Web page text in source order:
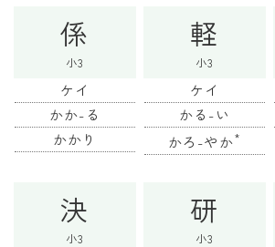
係
小3
ケイ
かか-る
かかり
軽
小3
ケイ
かる-い
かろ-やか*
決
小3
研
小3